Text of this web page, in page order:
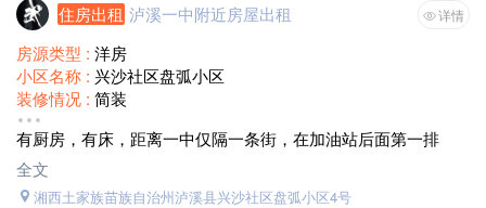
住房出租 泸溪一中附近房屋出租 详情
房源类型 : 洋房
小区名称 : 兴沙社区盘弧小区
装修情况 : 简装
房屋配套 :
面积 :20平方米
月租金 :
有厨房，有床，距离一中仅隔一条街，在加油站后面第一排
全文
湘西土家族苗族自治州泸溪县兴沙社区盘弧小区4号